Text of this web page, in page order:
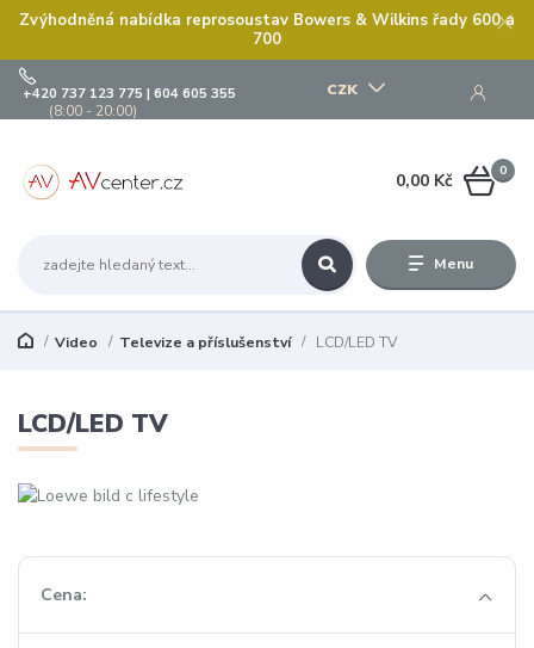
Zvýhodněná nabídka reprosoustav Bowers & Wilkins řady 600 a
700
Menu
CZK
+420 737 123 775 | 604 605 355
(8:00 - 20:00)
0
0,00 Kč
Video Televize a příslušenství LCD/LED TV
LCD/LED TV
Cena: